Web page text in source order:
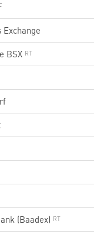
Exchange
BSX
(Baadex)